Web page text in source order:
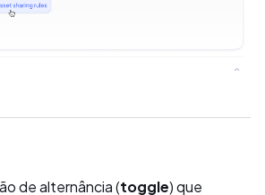
de alternância (toggle) que